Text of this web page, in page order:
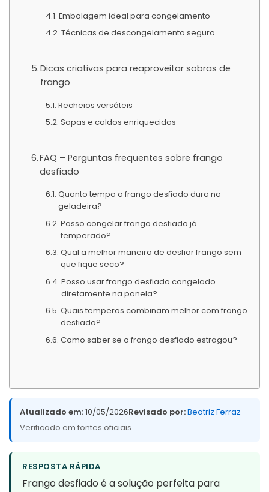
Embalagem ideal para congelamento
Técnicas de descongelamento seguro
Dicas criativas para reaproveitar sobras de
frango
Recheios versáteis
Sopas e caldos enriquecidos
FAQ – Perguntas frequentes sobre frango
desfiado
Quanto tempo o frango desfiado dura na
geladeira?
Posso congelar frango desfiado já
temperado?
Qual a melhor maneira de desfiar frango sem
que fique seco?
Posso usar frango desfiado congelado
diretamente na panela?
Quais temperos combinam melhor com frango
desfiado?
Como saber se o frango desfiado estragou?
Atualizado em:10/05/2026Revisado por:Beatriz Ferraz
Verificado em fontes oficiais
RESPOSTA RÁPIDA
Frango desfiado é a solução perfeita para